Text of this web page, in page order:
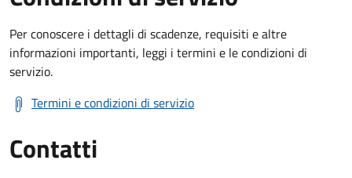
Per conoscere i dettagli di scadenze, requisiti e altre
informazioni importanti, leggi i termini e le condizioni di
servizio.
Termini e condizioni di servizio
Contatti